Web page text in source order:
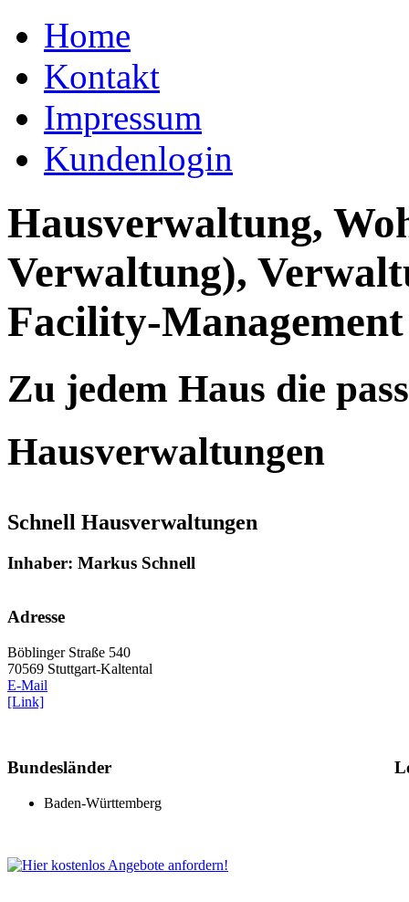
Home
Kontakt
Impressum
Kundenlogin
Hausverwaltung,
Verwaltung),
Facility-Management
Zu jedem Haus die
Hausverwaltungen
Schnell Hausverwaltungen
Inhaber: Markus Schnell
Adresse
Böblinger Straße 540
70569 Stuttgart-Kaltental
E-Mail
[Link]
Bundesländer
Baden-Württemberg